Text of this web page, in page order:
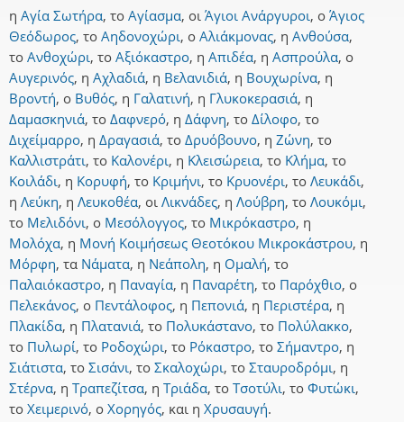
η Αγία Σωτήρα, το Αγίασμα, οι Άγιοι Ανάργυροι, ο Άγιος
Θεόδωρος, το Αηδονοχώρι, ο Αλιάκμονας, η Ανθούσα,
το Ανθοχώρι, το Αξιόκαστρο, η Απιδέα, η Ασπρούλα, ο
Αυγερινός, η Αχλαδιά, η Βελανιδιά, η Βουχωρίνα, η
Βροντή, ο Βυθός, η Γαλατινή, η Γλυκοκερασιά, η
Δαμασκηνιά, το Δαφνερό, η Δάφνη, το Δίλοφο, το
Διχείμαρρο, η Δραγασιά, το Δρυόβουνο, η Ζώνη, το
Καλλιστράτι, το Καλονέρι, η Κλεισώρεια, το Κλήμα, το
Κοιλάδι, η Κορυφή, το Κριμήνι, το Κρυονέρι, το Λευκάδι,
η Λεύκη, η Λευκοθέα, οι Λικνάδες, η Λούβρη, το Λουκόμι,
το Μελιδόνι, ο Μεσόλογγος, το Μικρόκαστρο, η
Μολόχα, η Μονή Κοιμήσεως Θεοτόκου Μικροκάστρου, η
Μόρφη, τα Νάματα, η Νεάπολη, η Ομαλή, το
Παλαιόκαστρο, η Παναγία, η Παναρέτη, το Παρόχθιο, ο
Πελεκάνος, ο Πεντάλοφος, η Πεπονιά, η Περιστέρα, η
Πλακίδα, η Πλατανιά, το Πολυκάστανο, το Πολύλακκο,
το Πυλωρί, το Ροδοχώρι, το Ρόκαστρο, το Σήμαντρο, η
Σιάτιστα, το Σισάνι, το Σκαλοχώρι, το Σταυροδρόμι, η
Στέρνα, η Τραπεζίτσα, η Τριάδα, το Τσοτύλι, το Φυτώκι,
το Χειμερινό, ο Χορηγός, και η Χρυσαυγή.